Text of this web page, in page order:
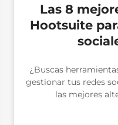
Las 8
Hootsuite
¿Buscas
gestionar tus redes
las mejores